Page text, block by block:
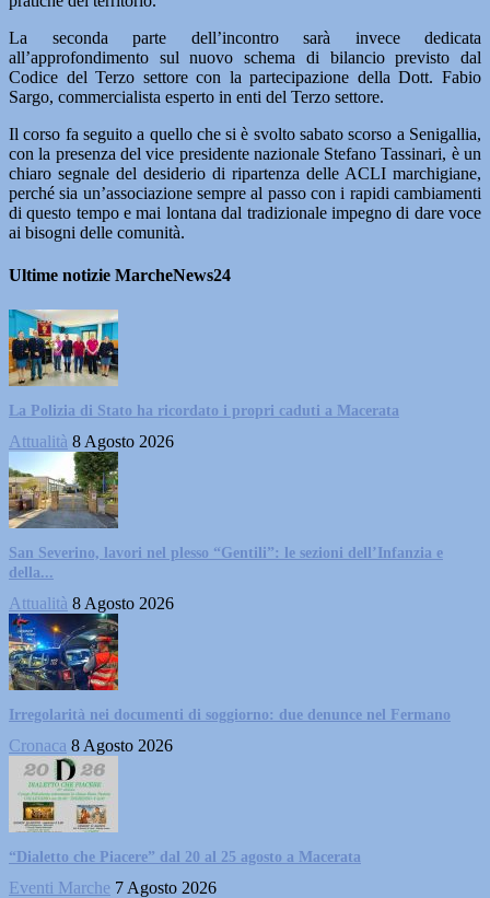
La seconda parte dell’incontro sarà invece dedicata
all’approfondimento sul nuovo schema di bilancio previsto dal
Codice del Terzo settore con la partecipazione della Dott. Fabio
Sargo, commercialista esperto in enti del Terzo settore.
Il corso fa seguito a quello che si è svolto sabato scorso a Senigallia,
con la presenza del vice presidente nazionale Stefano Tassinari, è un
chiaro segnale del desiderio di ripartenza delle ACLI marchigiane,
perché sia un’associazione sempre al passo con i rapidi cambiamenti
di questo tempo e mai lontana dal tradizionale impegno di dare voce
ai bisogni delle comunità.
Ultime notizie MarcheNews24
La Polizia di Stato ha ricordato i propri caduti a Macerata
Attualità 8 Agosto 2026
San Severino, lavori nel plesso “Gentili”: le sezioni dell’Infanzia e
della...
Attualità 8 Agosto 2026
Irregolarità nei documenti di soggiorno: due denunce nel Fermano
Cronaca 8 Agosto 2026
“Dialetto che Piacere” dal 20 al 25 agosto a Macerata
Eventi Marche 7 Agosto 2026